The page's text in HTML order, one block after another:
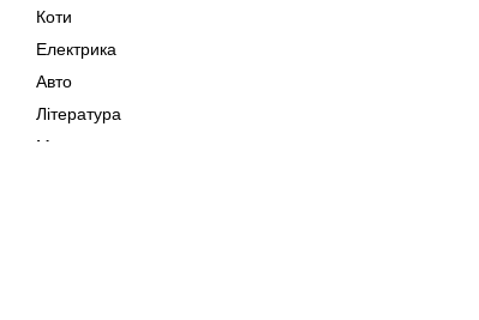
Коти
Електрика
Авто
Література
Музика